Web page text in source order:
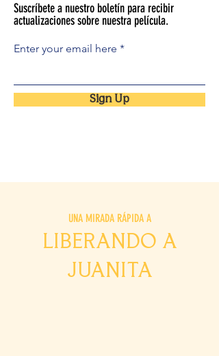
Suscríbete a nuestro boletín para recibir
actualizaciones sobre nuestra película.
Enter your email here
Sign Up
UNA MIRADA RÁPIDA A
LIBERANDO A
JUANITA